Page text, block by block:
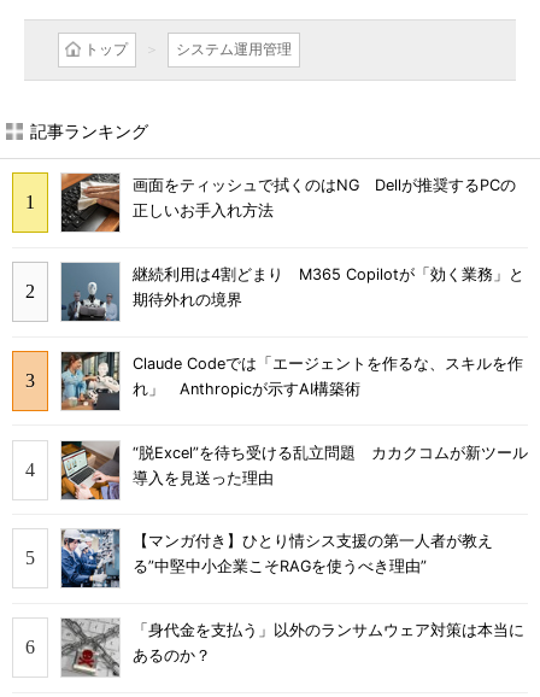
トップ システム運用管理
記事ランキング
画面をティッシュで拭くのはNG Dellが推奨するPCの
正しいお手入れ方法
継続利用は4割どまり M365 Copilotが「効く業務」と
期待外れの境界
Claude Codeでは「エージェントを作るな、スキルを作
れ」 Anthropicが示すAI構築術
“脱Excel”を待ち受ける乱立問題 カカクコムが新ツール
導入を見送った理由
【マンガ付き】ひとり情シス支援の第一人者が教え
る”中堅中小企業こそRAGを使うべき理由”
「身代金を支払う」以外のランサムウェア対策は本当に
あるのか？